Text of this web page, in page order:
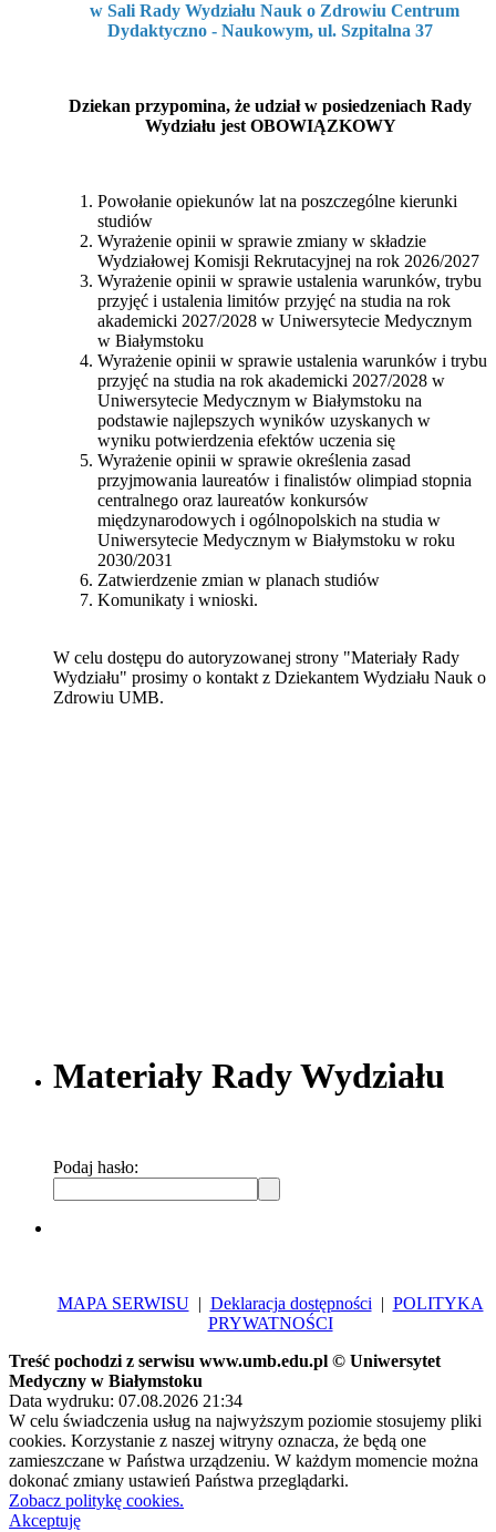
w Sali Rady Wydziału Nauk o Zdrowiu Centrum
Dydaktyczno - Naukowym, ul. Szpitalna 37
Dziekan przypomina, że udział w posiedzeniach Rady
Wydziału jest OBOWIĄZKOWY
Powołanie opiekunów lat na poszczególne kierunki
studiów
Wyrażenie opinii w sprawie zmiany w składzie
Wydziałowej Komisji Rekrutacyjnej na rok 2026/2027
Wyrażenie opinii w sprawie ustalenia warunków, trybu
przyjęć i ustalenia limitów przyjęć na studia na rok
akademicki 2027/2028 w Uniwersytecie Medycznym
w Białymstoku
Wyrażenie opinii w sprawie ustalenia warunków i trybu
przyjęć na studia na rok akademicki 2027/2028 w
Uniwersytecie Medycznym w Białymstoku na
podstawie najlepszych wyników uzyskanych w
wyniku potwierdzenia efektów uczenia się
Wyrażenie opinii w sprawie określenia zasad
przyjmowania laureatów i finalistów olimpiad stopnia
centralnego oraz laureatów konkursów
międzynarodowych i ogólnopolskich na studia w
Uniwersytecie Medycznym w Białymstoku w roku
2030/2031
Zatwierdzenie zmian w planach studiów
Komunikaty i wnioski.
W celu dostępu do autoryzowanej strony "Materiały Rady
Wydziału" prosimy o kontakt z Dziekantem Wydziału Nauk o
Zdrowiu UMB.
Materiały Rady Wydziału
Podaj hasło:
MAPA SERWISU| Deklaracja dostępności | POLITYKA
PRYWATNOŚCI
Treść pochodzi z serwisu www.umb.edu.pl © Uniwersytet
Medyczny w Białymstoku
Data wydruku: 07.08.2026 21:34
W celu świadczenia usług na najwyższym poziomie stosujemy pliki
cookies. Korzystanie z naszej witryny oznacza, że będą one
zamieszczane w Państwa urządzeniu. W każdym momencie można
dokonać zmiany ustawień Państwa przeglądarki.
Zobacz politykę cookies.
Akceptuję